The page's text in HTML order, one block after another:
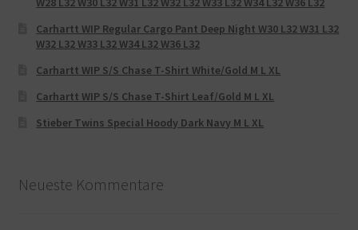
Carhartt WIP Regular Cargo Pant Deep Night W30 L32 W31 L32
W32 L32 W33 L32 W34 L32 W36 L32
Carhartt WIP S/S Chase T-Shirt White/Gold M L XL
Carhartt WIP S/S Chase T-Shirt Leaf/Gold M L XL
Stieber Twins Special Hoody Dark Navy M L XL
Neueste Kommentare